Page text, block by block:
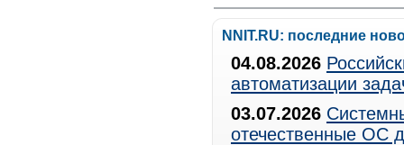
NNIT.RU: последние
04.08.2026
автоматизации
03.07.2026
отечественные ОС